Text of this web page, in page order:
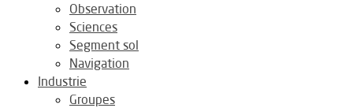
Observation
Sciences
Segment sol
Navigation
Industrie
Groupes